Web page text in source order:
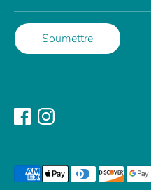
Soumettre
Méthodes
de